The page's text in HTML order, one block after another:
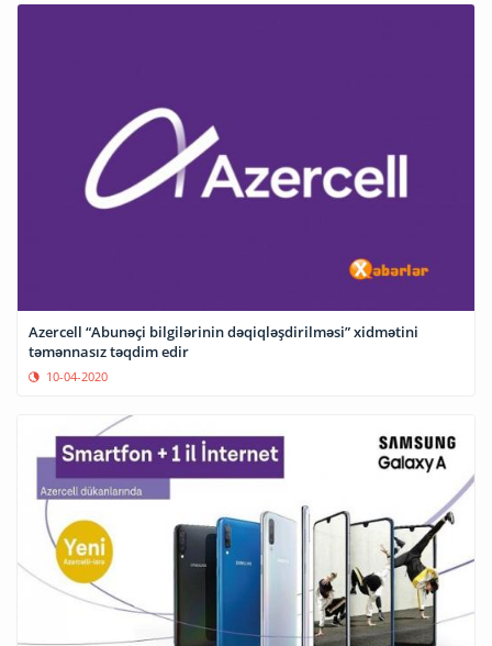
Azercell “Abunəçi bilgilərinin dəqiqləşdirilməsi” xidmətini
təmənnasız təqdim edir
10-04-2020